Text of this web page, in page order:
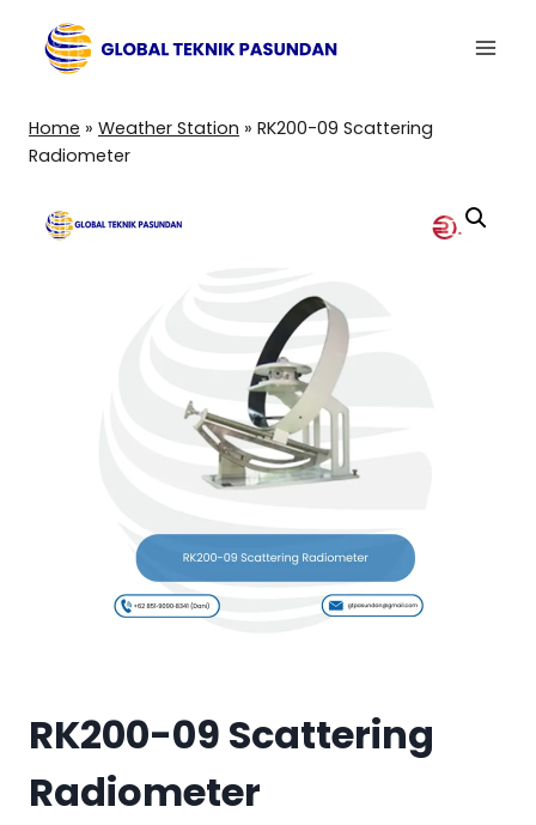
content
Home » Weather Station » RK200-09 Scattering
Radiometer
RK200-09 Scattering
Radiometer